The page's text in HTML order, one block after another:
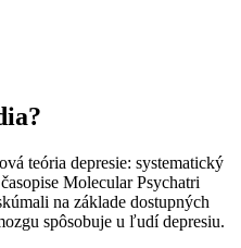
teória depresie: systematický
Molecular Psychatri
na základe dostupných
spôsobuje u ľudí depresiu.